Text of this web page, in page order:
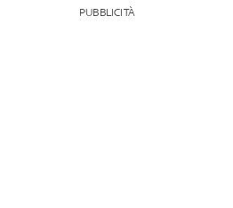
PUBBLICITÀ